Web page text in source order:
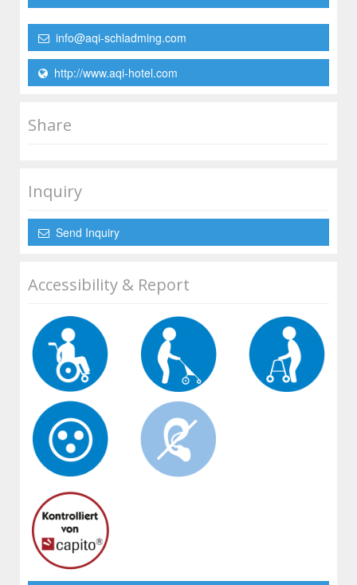
info@aqi-schladming.com
http://www.aqi-hotel.com
Share
Inquiry
Send Inquiry
Accessibility & Report